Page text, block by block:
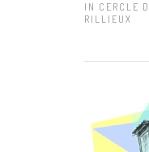
IN CERCLE
RILLIEUX